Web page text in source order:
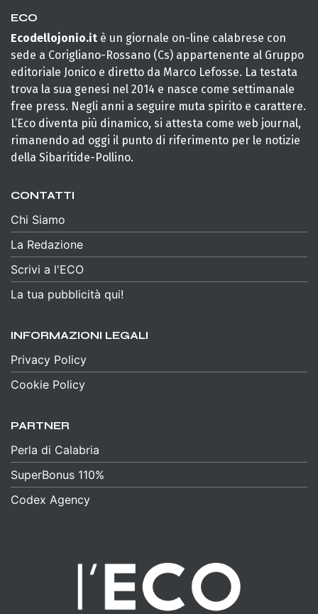
ECO
Ecodellojonio.it è un giornale on-line calabrese con
sede a Corigliano-Rossano (Cs) appartenente al Gruppo
editoriale Jonico e diretto da Marco Lefosse. La testata
trova la sua genesi nel 2014 e nasce come settimanale
free press. Negli anni a seguire muta spirito e carattere.
L’Eco diventa più dinamico, si attesta come web journal,
rimanendo ad oggi il punto di riferimento per le notizie
della Sibaritide-Pollino.
CONTATTI
Chi Siamo
La Redazione
Scrivi a l'ECO
La tua pubblicità qui!
INFORMAZIONI LEGALI
Privacy Policy
Cookie Policy
PARTNER
Perla di Calabria
SuperBonus 110%
Codex Agency